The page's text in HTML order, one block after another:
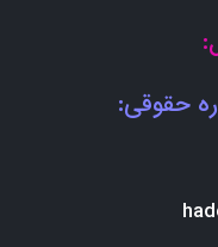
حقوقی: